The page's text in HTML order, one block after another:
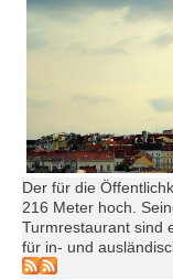
Der für die
216 Meter hoch.
Turmrestaurant sind
für in- und